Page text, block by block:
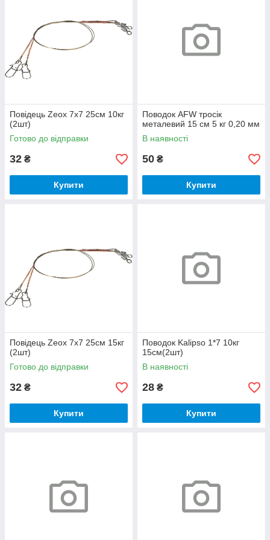
Повідець Zeox 7x7 25см 10кг
(2шт)
Готово до відправки
32 ₴
Купити
Поводок AFW тросік
металевий 15 см 5 кг 0,20 мм
В наявності
50 ₴
Купити
Повідець Zeox 7x7 25см 15кг
(2шт)
Готово до відправки
32 ₴
Купити
Поводок Kalipso 1*7 10кг
15см(2шт)
В наявності
28 ₴
Купити